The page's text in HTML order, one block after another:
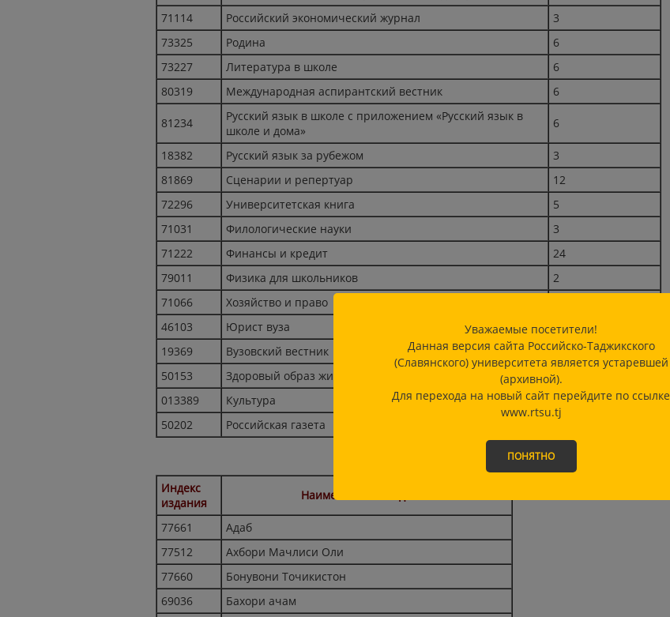
71114
Российский экономический журнал
3
73325
Родина
6
73227
Литература в школе
6
80319
Международная аспирантский вестник 6
81234
Русский язык в школе с приложением «Русский язык в
школе и дома»
6
18382 Русский язык за рубежом
3
81869
Сценарии и репертуар
12
72296
Университетская книга
5
71031
Филологические науки
3
71222
Финансы и кредит
24
79011
Физика для школьников
2
71066
Хозяйство и право
46103
Юрист вуза
6
19369
Вузовский вестник
12
50153
Здоровый образ жизни
2
013389
Культура
1
50202
Российская газета
Индекс
издания
Наименование издания
77661
Адаб
77512
Ахбори Мачлиси Оли
77660
Бонувони Точикистон
69036
Бахори ачам
Уважаемые посетители!
Данная версия сайта Российско-Таджикского
(Славянского) университета является устаревшей
(архивной).
Для перехода на новый сайт перейдите по ссылке
www.rtsu.tj
ПОНЯТНО